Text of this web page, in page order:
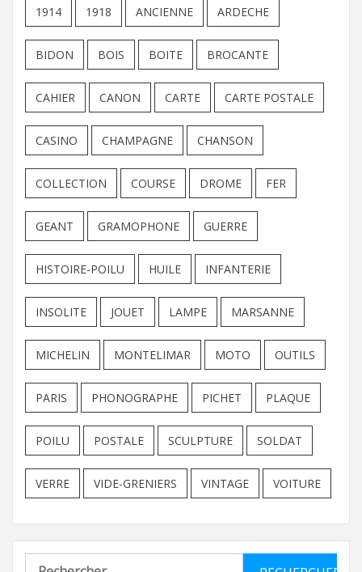
1914 1918 ANCIENNE ARDECHE
BIDON BOIS BOITE BROCANTE
CAHIER CANON CARTE CARTE POSTALE
CASINO CHAMPAGNE CHANSON
COLLECTION COURSE DROME FER
GEANT GRAMOPHONE GUERRE
HISTOIRE-POILU HUILE INFANTERIE
INSOLITE JOUET LAMPE MARSANNE
MICHELIN MONTELIMAR MOTO OUTILS
PARIS PHONOGRAPHE PICHET PLAQUE
POILU POSTALE SCULPTURE SOLDAT
VERRE VIDE-GRENIERS VINTAGE VOITURE
Rechercher :